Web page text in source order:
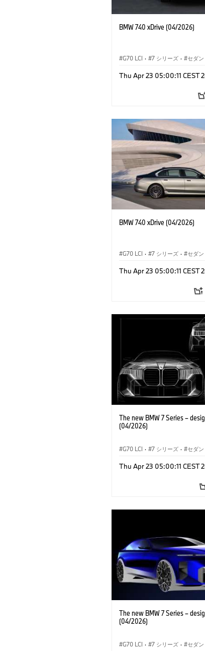
BMW 740 xDrive (04/2026)
G70 LCI · 7 シリーズ · セダン
M760e
Thu Apr 23 05:00:11 CEST
BMW 740 xDrive (04/2026)
G70 LCI · 7 シリーズ · セダン
M760e
Thu Apr 23 05:00:11 CEST
The new BMW 7 Series –
(04/2026)
G70 LCI · 7 シリーズ · セダン
M モデル
Thu Apr 23 05:00:11 CEST
The new BMW 7 Series –
(04/2026)
G70 LCI · 7 シリーズ · セダン